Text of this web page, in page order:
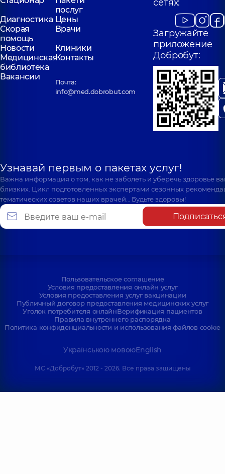
послуг
Диагностика Цены
Скорая
помощь
Врачи
Новости
Клиники
Медицинская
библиотека
Контакты
Вакансии
Почта:
info@med.dobrobut.com
сетях:
Загружайте
приложение
Добробут:
Узнавай первым о пакетах услуг!
Важна информация о том, как не заболеть и уберечь здоровье
близких. Цикл подготовленных экспертами сезонных
тематических советов наших врачей… Будьте здоровы!
Пользовательское соглашение
Условия предоставления онлайн услуг
Условия предоставления услуг вакцинации
Публичный договор предоставления медицинских услуг
Уголок потребителя онлайнВерификация пациентов
Правила внутреннего распорядка
Политика конфиденциальности и использования файлов cookie
Українською мовоюEnglish
МС «Добробут» 2012 - 2026. Все права защищены